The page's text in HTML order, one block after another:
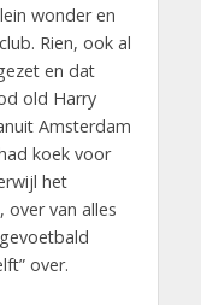
wonder en
Rien, ook al
en dat
old Harry
Amsterdam
koek voor
het
over van alles
over.